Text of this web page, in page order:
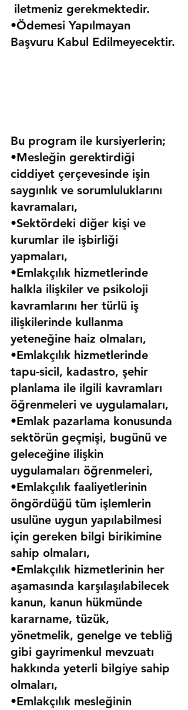
iletmeniz gerekmektedir.
•Ödemesi Yapılmayan
Başvuru Kabul Edilmeyecektir.
Bu program ile kursiyerlerin;
•Mesleğin gerektirdiği
ciddiyet çerçevesinde işin
saygınlık ve sorumluluklarını
kavramaları,
•Sektördeki diğer kişi ve
kurumlar ile işbirliği
yapmaları,
•Emlakçılık hizmetlerinde
halkla ilişkiler ve psikoloji
kavramlarını her türlü iş
ilişkilerinde kullanma
yeteneğine haiz olmaları,
•Emlakçılık hizmetlerinde
tapu-sicil, kadastro, şehir
planlama ile ilgili kavramları
öğrenmeleri ve uygulamaları,
•Emlak pazarlama konusunda
sektörün geçmişi, bugünü ve
geleceğine ilişkin
uygulamaları öğrenmeleri,
•Emlakçılık faaliyetlerinin
öngördüğü tüm işlemlerin
usulüne uygun yapılabilmesi
için gereken bilgi birikimine
sahip olmaları,
•Emlakçılık hizmetlerinin her
aşamasında karşılaşılabilecek
kanun, kanun hükmünde
kararname, tüzük,
yönetmelik, genelge ve tebliğ
gibi gayrimenkul mevzuatı
hakkında yeterli bilgiye sahip
olmaları,
•Emlakçılık mesleğinin